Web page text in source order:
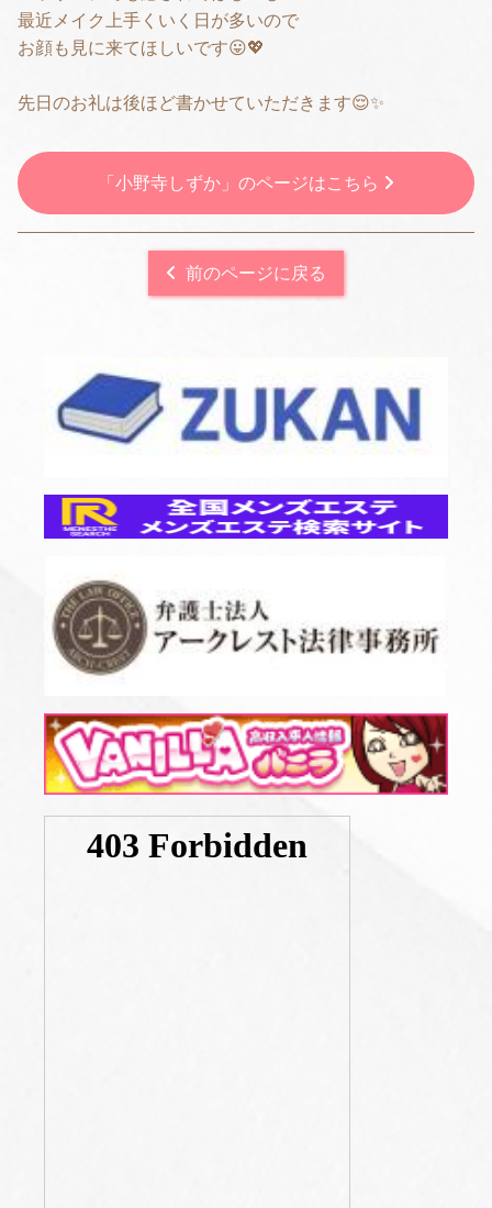
最近メイク上手くいく日が多いので
お顔も見に来てほしいです😛💖
先日のお礼は後ほど書かせていただきます😌✨
「小野寺しずか」のページはこちら
前のページに戻る